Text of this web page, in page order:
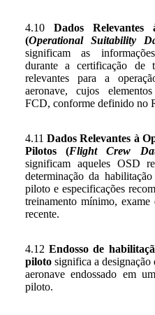
4.10 Dados Relevantes
(Operational Suitability
significam as
durante a certificação de
relevantes para a
aeronave, cujos
FCD, conforme definido no
4.11Dados Relevantes à
Pilotos (Flight Crew
significam aqueles OSD
determinação da
piloto e especificações
treinamento mínimo, exame
recente.
4.12Endosso de
piloto significa a designação
aeronave endossado em
piloto.